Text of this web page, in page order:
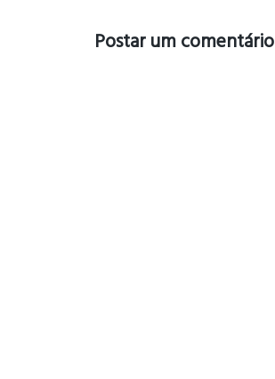
Postar um comentário